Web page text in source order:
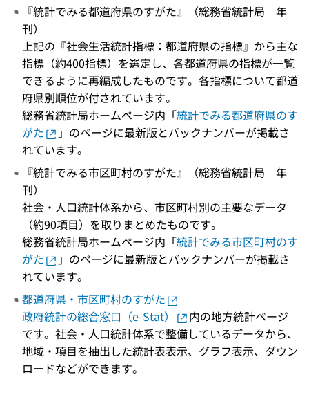
『統計でみる都道府県のすがた』（総務省統計局 年
刊）
上記の『社会生活統計指標：都道府県の指標』から主な
指標（約400指標）を選定し、各都道府県の指標が一覧
できるように再編成したものです。各指標について都道
府県別順位が付されています。
総務省統計局ホームページ内「統計でみる都道府県のす
がた
」のページに最新版とバックナンバーが掲載さ
れています。
『統計でみる市区町村のすがた』（総務省統計局 年
刊）
社会・人口統計体系から、市区町村別の主要なデータ
（約90項目）を取りまとめたものです。
総務省統計局ホームページ内「統計でみる市区町村のす
がた
」のページに最新版とバックナンバーが掲載さ
れています。
都道府県・市区町村のすがた
政府統計の総合窓口（e-Stat）
内の地方統計ページ
です。社会・人口統計体系で整備しているデータから、
地域・項目を抽出した統計表表示、グラフ表示、ダウン
ロードなどができます。